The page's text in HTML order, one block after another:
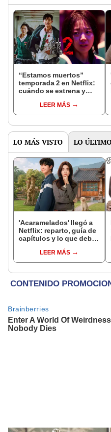
“Estamos muertos”
temporada 2 en Netflix:
cuándo se estrena y
temporadaLEER MÁS
LO MÁS VISTO LO ÚLTIMO
'Acaramelados' llegó a
Netflix: reparto, guía de
capítulos y lo que debes
coreanaLEER MÁS